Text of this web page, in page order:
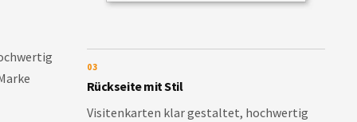
03
Rückseite mit Stil
Visitenkarten klar gestaltet, hochwertig